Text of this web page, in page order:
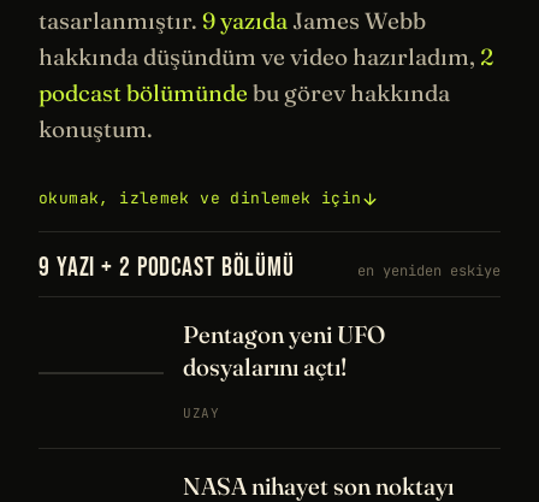
tasarlanmıştır. 9 yazıda James Webb
hakkında düşündüm ve video hazırladım, 2
podcast bölümünde bu görev hakkında
konuştum.
okumak, izlemek ve dinlemek için
9 YAZI + 2 PODCAST BÖLÜMÜ en yeniden eskiye
Pentagon yeni UFO
dosyalarını açtı!
UZAY
NASA nihayet son noktayı